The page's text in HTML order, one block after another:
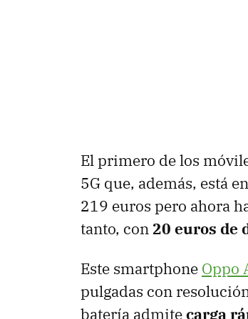
El primero de los
5G que, además, está
219 euros pero ahora
tanto, con20 euros de
Este smartphone Oppo
pulgadas con
batería admitecarga